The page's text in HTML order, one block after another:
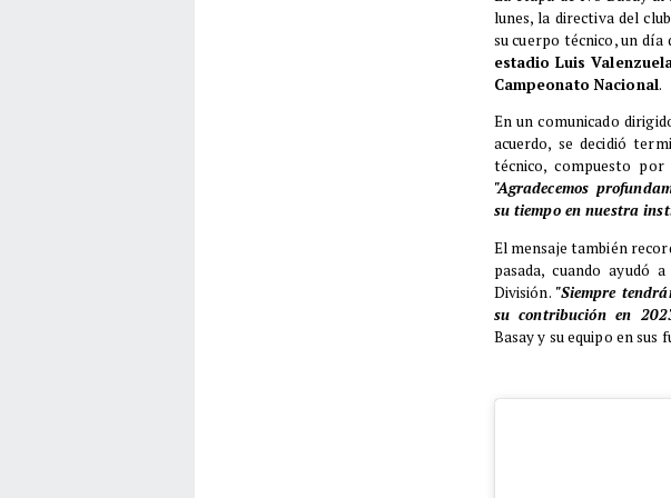
lunes, la directiva del
su cuerpo técnico, un día
estadio Luis
Campeonato Nacional.
En un comunicado
acuerdo, se decidió
técnico, compuesto
"Agradecemos
su tiempo en nuestra
El mensaje también
pasada, cuando ayudó
División. "Siempre
su contribución en
Basay y su equipo en